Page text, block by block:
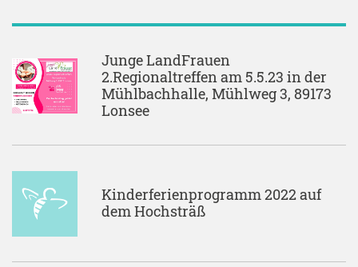
Junge LandFrauen
2.Regionaltreffen am 5.5.23 in der
Mühlbachhalle, Mühlweg 3, 89173
Lonsee
Kinderferienprogramm 2022 auf
dem Hochsträß